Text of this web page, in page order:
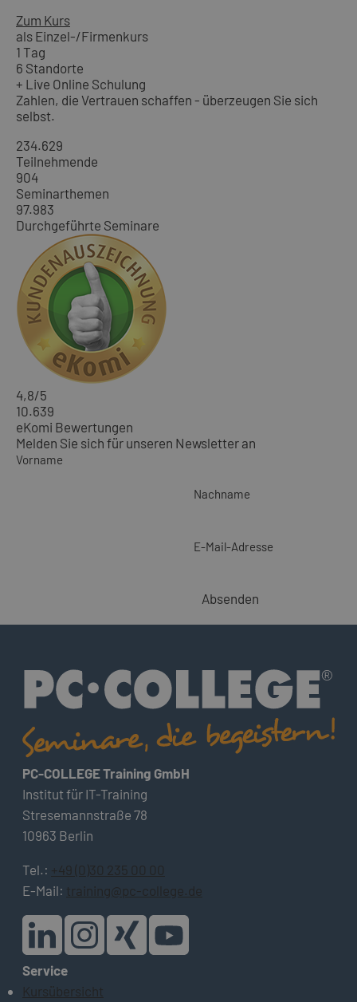
Zum Kurs
als Einzel-/Firmenkurs
1 Tag
6 Standorte
+ Live Online Schulung
Zahlen, die Vertrauen schaffen - überzeugen Sie sich
selbst.
234.629
Teilnehmende
904
Seminarthemen
97.983
Durchgeführte Seminare
4,8/5
10.639
eKomi Bewertungen
Melden Sie sich für unseren Newsletter an
Vorname
Nachname
E-Mail-Adresse
Absenden
PC-COLLEGE Training GmbH
Institut für IT-Training
Stresemannstraße 78
10963 Berlin
Tel.: +49 (0)30 235 00 00
E-Mail: training@pc-college.de
Service
Kursübersicht